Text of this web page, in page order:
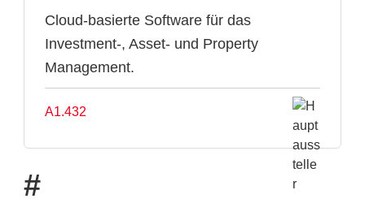
Cloud-basierte Software für das
Investment-, Asset- und Property
Management.
A1.432
#